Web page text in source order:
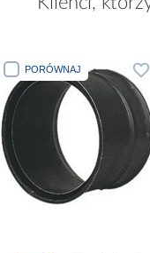
PORÓWNAJ